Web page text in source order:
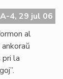
la
4, 29 jul 06
al
pri la